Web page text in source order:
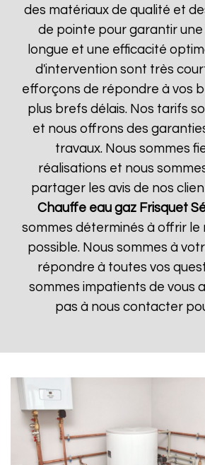
des matériaux de qualité et
de pointe pour garantir une
longue et une efficacité
d'intervention sont très
efforçons de répondre à vos
plus brefs délais. Nos tarifs
et nous offrons des
travaux. Nous sommes
réalisations et nous
partager les avis de nos
Chauffe eau gaz Frisquet
sommes déterminés à offrir le
possible. Nous sommes à
répondre à toutes vos
sommes impatients de vous
pas à nous contacter